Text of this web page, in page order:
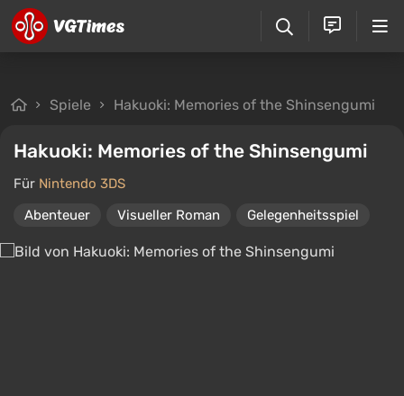
Spiele Hakuoki: Memories of the Shinsengumi
Hakuoki: Memories of the Shinsengumi
Für Nintendo 3DS
Abenteuer
Visueller Roman Gelegenheitsspiel